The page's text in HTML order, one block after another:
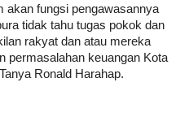
akan fungsi pengawasannya
tidak tahu tugas pokok dan
rakyat dan atau mereka
permasalahan keuangan Kota
Ronald Harahap.